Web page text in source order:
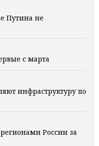
Путина не
с марта
инфраструктуру по
России за